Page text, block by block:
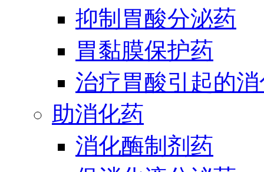
抑制胃酸分泌药
胃黏膜保护药
治疗胃酸引起的
助消化药
消化酶制剂药